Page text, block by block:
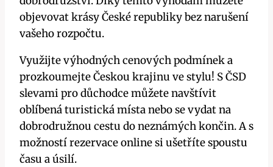
objevovat krásy České republiky bez narušení
vašeho rozpočtu.
Využijte výhodných cenových podmínek a
prozkoumejte Českou krajinu ve stylu! S ČSD
slevami pro důchodce můžete navštívit
oblíbená turistická místa nebo se vydat na
dobrodružnou cestu do neznámých končin. A s
možností rezervace online si ušetříte spoustu
času a úsilí.